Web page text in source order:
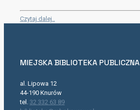
Czytaj dalej..
MIEJSKA BIBLIOTEKA PUBLICZNA
al. Lipowa 12
44-190 Knurów
tel. 32 332 63 89